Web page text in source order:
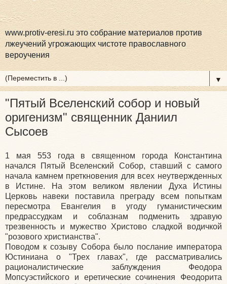
www.protiv-eresi.ru это собрание материалов против
лжеучений угрожающих чистоте православного
вероучения
▼
"Пятый Вселенский собор и новый
оригенизм" священник Даниил
Сысоев
1 мая 553 года в священном города Константина
начался Пятый Вселенский Собор, ставший с самого
начала камнем преткновения для всех неутвержденных
в Истине. На этом великом явлении Духа Истины
Церковь навеки поставила преграду всем попыткам
пересмотра Евангелия в угоду гуманистическим
предрассудкам и соблазнам подменить здравую
трезвенность и мужество Христово сладкой водичкой
"розового христианства".
Поводом к созыву Собора было послание императора
Юстиниана о "Трех главах", где рассматривались
рационалистические заблуждения Феодора
Мопсуэстийского и еретические сочинения Феодорита